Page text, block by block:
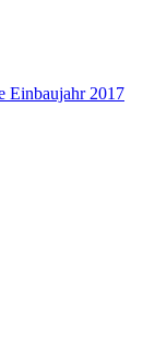
Einbaujahr 2017